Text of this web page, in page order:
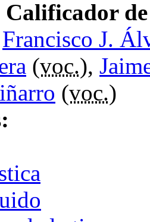
de
Francisco J.
(voc.),
(voc.)